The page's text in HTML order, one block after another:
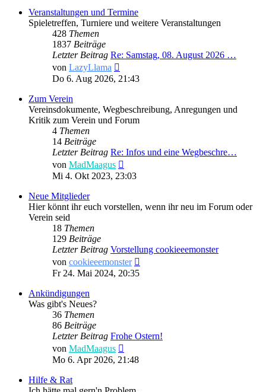
Veranstaltungen und Termine
Spieletreffen, Turniere und weitere Veranstaltungen
428 Themen
1837 Beiträge
Letzter Beitrag Re: Samstag, 08. August 2026 …
von LazyLlama
Beitrag
Do 6. Aug 2026, 21:43
Zum Verein
Vereinsdokumente, Wegbeschreibung, Anregungen und
Kritik zum Verein und Forum
4 Themen
14 Beiträge
Letzter Beitrag Re: Infos und eine Wegbeschre…
von MadMaagus
Beitrag
Mi 4. Okt 2023, 23:03
Neue Mitglieder
Hier könnt ihr euch vorstellen, wenn ihr neu im Forum oder
Verein seid
18 Themen
129 Beiträge
Letzter Beitrag Vorstellung cookieeemonster
von cookieeemonster
Fr 24. Mai 2024, 20:35
Ankündigungen
Was gibt's Neues?
36 Themen
86 Beiträge
Letzter Beitrag Frohe Ostern!
von MadMaagus
Beitrag
Mo 6. Apr 2026, 21:48
Hilfe & Rat